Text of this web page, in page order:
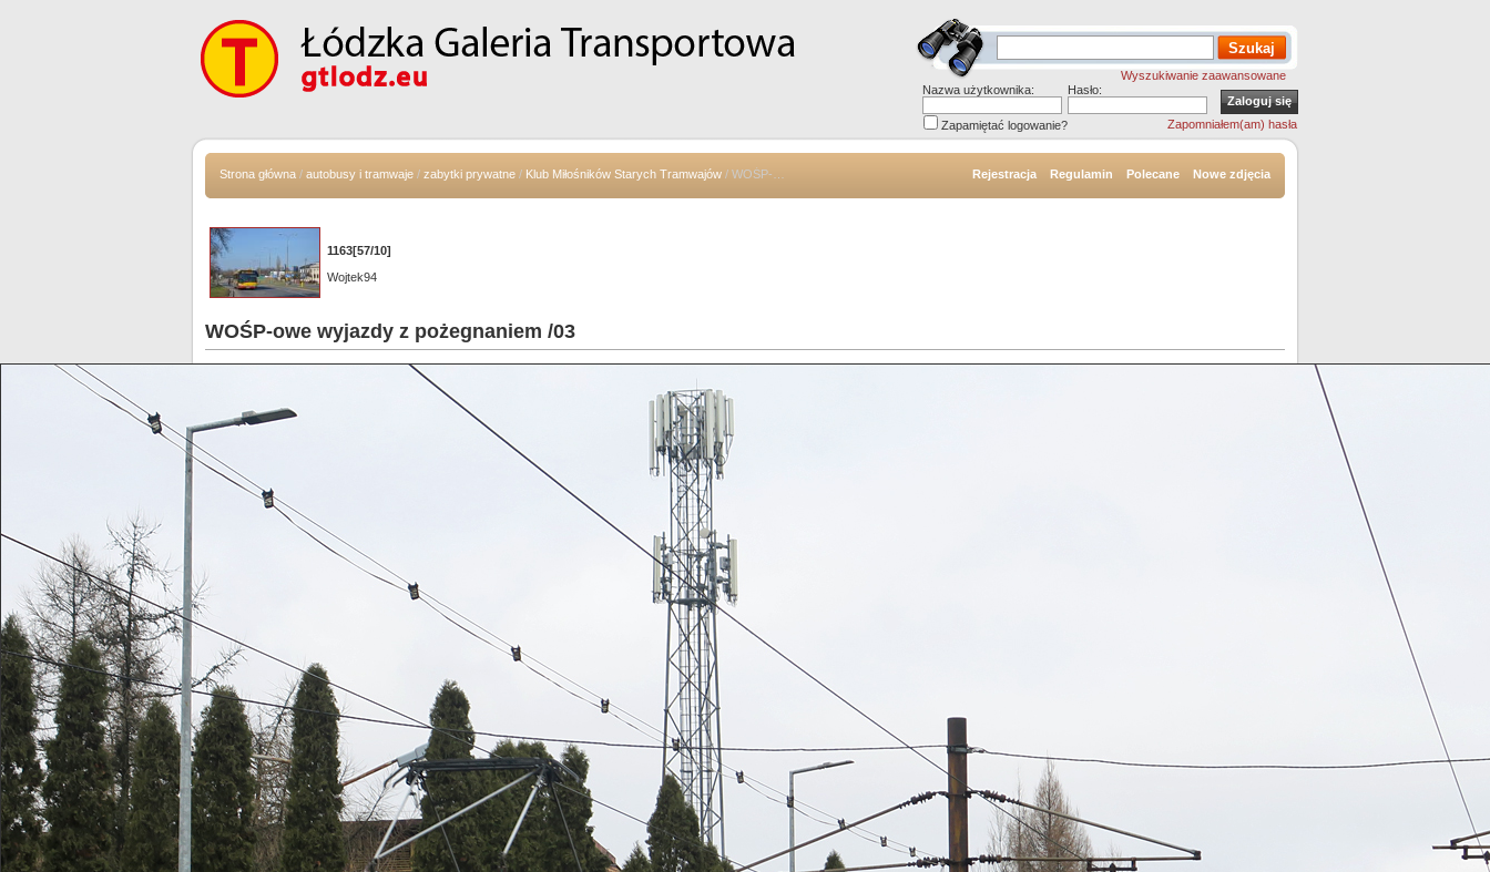
Wyszukiwanie zaawansowane
Nazwa użytkownika:
Hasło:
Zapamiętać logowanie? Zapomniałem(am) hasła
Strona główna / autobusy i tramwaje / zabytki prywatne / Klub Miłośników Starych Tramwajów / WOŚP-owe wyjazdy z pożegnaniem /03 Rejestracja Regulamin Polecane Nowe zdjęcia
1163[57/10]
Wojtek94
WOŚP-owe wyjazdy z pożegnaniem /03